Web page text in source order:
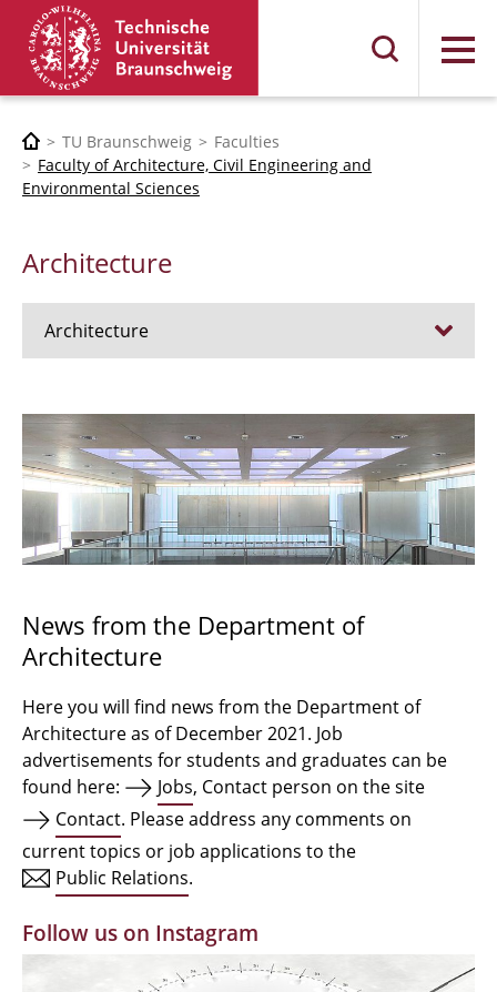
Menu
TU Braunschweig
Faculties
Faculty of Architecture, Civil Engineering and
Environmental Sciences
Architecture
Architecture
Admission procedure 2024
Bachelor Architecture
Bachelor Architecture+
Qualification profile
Semester Programme
Internationales
Facilities
Alumni | cloud club
News from the Department of
Architecture
Here you will find news from the Department of
Architecture as of December 2021. Job
advertisements for students and graduates can be
found here:
Jobs, Contact person on the site
Contact. Please address any comments on
current topics or job applications to the
Public Relations.
Follow us on Instagram